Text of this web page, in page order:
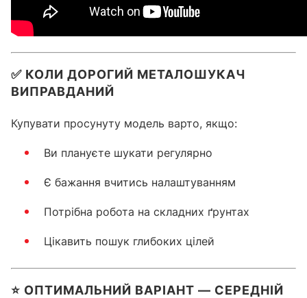
✅ КОЛИ ДОРОГИЙ МЕТАЛОШУКАЧ
ВИПРАВДАНИЙ
Купувати просунуту модель варто, якщо:
Ви плануєте шукати регулярно
Є бажання вчитись налаштуванням
Потрібна робота на складних ґрунтах
Цікавить пошук глибоких цілей
⭐ ОПТИМАЛЬНИЙ ВАРІАНТ — СЕРЕДНІЙ